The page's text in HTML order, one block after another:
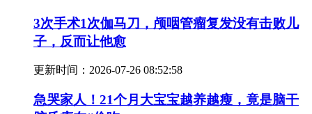
3次手术1次伽马刀，颅咽管瘤复发没有击败儿
子，反而让他愈
更新时间： 2026-07-26 08:52:58
急哭家人！21个月大宝宝越养越瘦，竟是脑干